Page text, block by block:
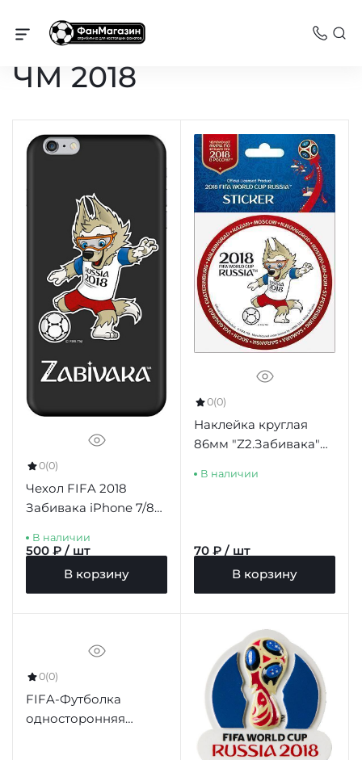
Каталог
ЧМ 2018
0(0)
Чехол FIFA 2018
Забивака iPhone 7/8
В наличии
500 ₽ / шт
В корзину
0(0)
Наклейка круглая
86мм "Z2.Забивака"
В наличии
70 ₽ / шт
В корзину
0(0)
FIFA-Футболка
односторонняя